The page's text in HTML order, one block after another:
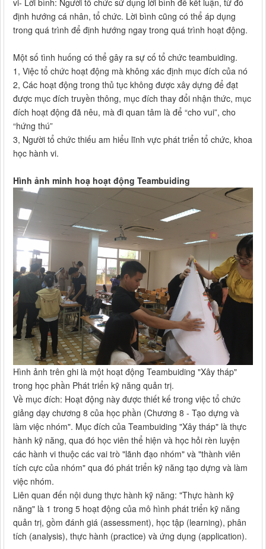
vi- Lời bình: Người tổ chức sử dụng lời bình để kết luận, từ đó
định hướng cá nhân, tổ chức. Lời bình cũng có thể áp dụng
trong quá trình để định hướng ngay trong quá trình hoạt động.
Một số tình huống có thể gây ra sự cố tổ chức teambuiding.
1, Việc tổ chức hoạt động mà không xác định mục đích của nó
2, Các hoạt động trong thủ tục không được xây dựng để đạt
được mục đích truyền thông, mục đích thay đổi nhận thức, mục
đích hoạt động đã nêu, mà đi quan tâm là để “cho vui”, cho
“hứng thú”
3, Người tổ chức thiếu am hiểu lĩnh vực phát triển tổ chức, khoa
học hành vi.
Hình ảnh minh hoạ hoạt động Teambuiding
Hình ảnh trên ghi là một hoạt động Teambuiding "Xây tháp"
trong học phần Phát triển kỹ năng quản trị.
Về mục đích: Hoạt động này được thiết kế trong việc tổ chức
giảng dạy chương 8 của học phần (Chương 8 - Tạo dựng và
làm việc nhóm". Mục đích của Teambuiding "Xây tháp" là thực
hành kỹ năng, qua đó học viên thể hiện và học hỏi rèn luyện
các hành vi thuộc các vai trò "lãnh đạo nhóm" và "thành viên
tích cực của nhóm" qua đó phát triển kỹ năng tạo dựng và làm
việc nhóm.
Liên quan đến nội dung thực hành kỹ năng: "Thực hành kỹ
năng" là 1 trong 5 hoạt động của mô hình phát triển kỹ năng
quản trị, gồm đánh giá (assessment), học tập (learning), phân
tích (analysis), thực hành (practice) và ứng dụng (application).